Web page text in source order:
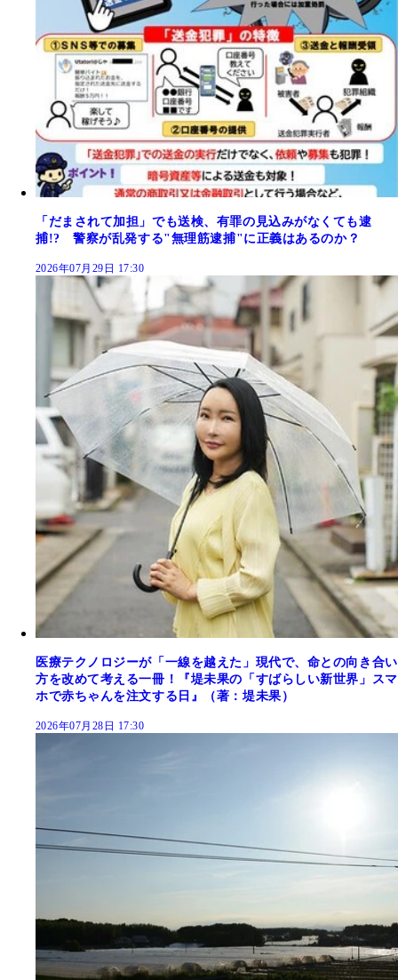
「だまされて加担」でも送検、有罪の見込みがなくても逮
捕!? 警察が乱発する"無理筋逮捕"に正義はあるのか？
2026年07月29日 17:30
医療テクノロジーが「一線を越えた」現代で、命との向き合い
方を改めて考える一冊！『堤未果の「すばらしい新世界」スマ
ホで赤ちゃんを注文する日』（著：堤未果）
2026年07月28日 17:30